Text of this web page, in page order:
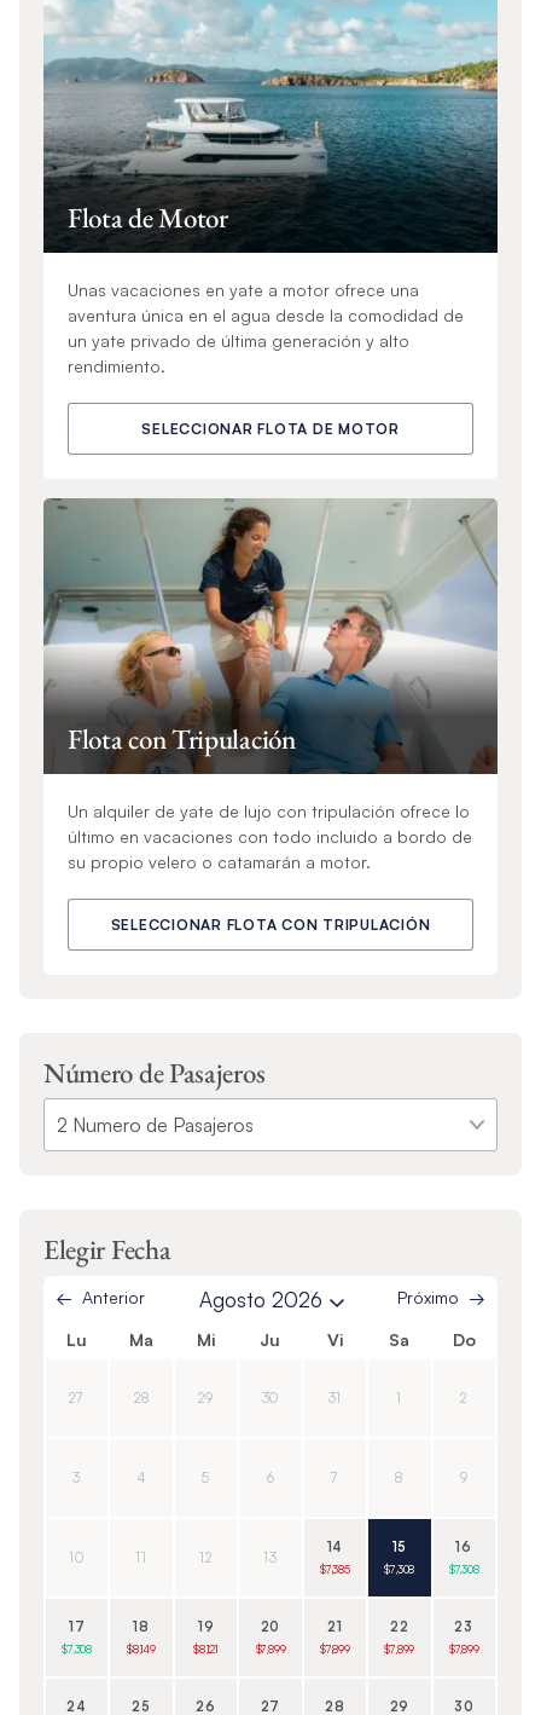
Flota de Motor
Unas vacaciones en yate a motor ofrece una
aventura única en el agua desde la comodidad de
un yate privado de última generación y alto
rendimiento.
SELECCIONAR FLOTA DE MOTOR
Flota con Tripulación
Un alquiler de yate de lujo con tripulación ofrece lo
último en vacaciones con todo incluido a bordo de
su propio velero o catamarán a motor.
SELECCIONAR FLOTA CON TRIPULACIÓN
Número de Pasajeros
Elegir Fecha
Anterior Agosto 2026 Próximo
Lu Ma Mi Ju Vi Sa Do
27 28 29 30 31 1 2
3 4 5 6 7 8 9
10 11 12 13
14
$7,385
15
$7,308
16
$7,308
17
$7,308
18
$8,149
19
$8,121
20
$7,899
21
$7,899
22
$7,899
23
$7,899
24 25 26 27 28 29 30